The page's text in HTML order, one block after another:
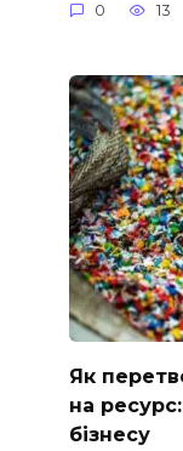
0 13
Як
на
бізнесу